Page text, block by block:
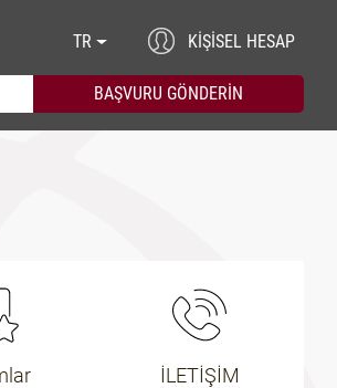
TR KIŞISEL HESAP
İLETİŞİM